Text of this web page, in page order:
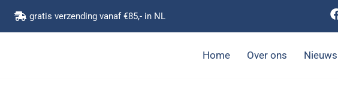
gratis verzending vanaf €85,- in NL
Home Over ons Nieuws